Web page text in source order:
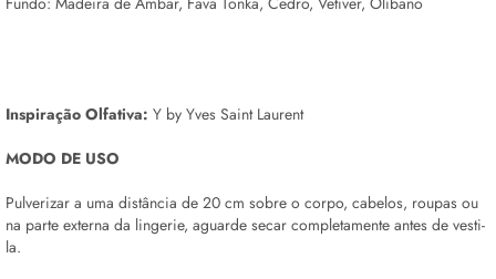
Inspiração Olfativa: Y by Yves Saint Laurent
MODO DE USO
Pulverizar a uma distância de 20 cm sobre o corpo, cabelos, roupas ou
na parte externa da lingerie, aguarde secar completamente antes de vesti-
la.